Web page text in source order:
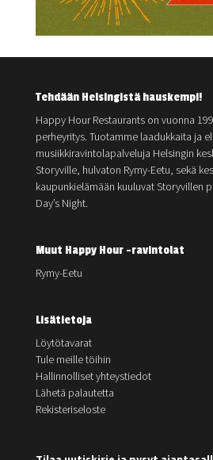
Tehdään Helsingistä hauskempi!
Happy Hour Restaurants on vuonna
perheyritys. Tuotamme laadukkaita ja
musiikkiravintolapalveluja Helsingin
Storyville, hulvaton Rymy-Eetu, sekä
kaupunkielämään kuuluvat Storyvillen
Day’s Night.
Muut Happy Hour -ravintolat
Rymy-Eetu
Lisätietoja
Löytötavarat
Tule meille töihin
Hallinnolliset yhteystiedot
Lähetä palautetta
Rekisteriseloste